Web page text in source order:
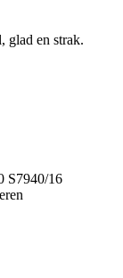
glad en strak.
S7940/16